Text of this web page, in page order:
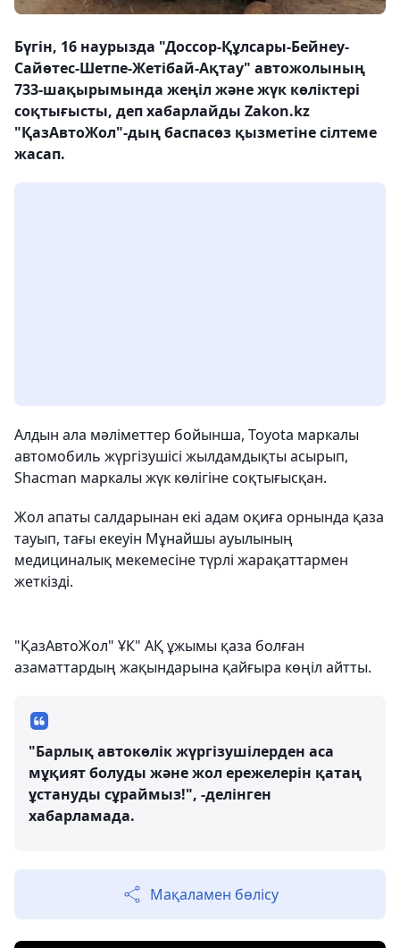
Бүгін, 16 наурызда "Доссор-Құлсары-Бейнеу-
Сайөтес-Шетпе-Жетібай-Ақтау" автожолының
733-шақырымында жеңіл және жүк көліктері
соқтығысты, деп хабарлайды Zakon.kz
"ҚазАвтоЖол"-дың баспасөз қызметіне сілтеме
жасап.
Алдын ала мәліметтер бойынша, Toyota маркалы
автомобиль жүргізушісі жылдамдықты асырып,
Shacman маркалы жүк көлігіне соқтығысқан.
Жол апаты салдарынан екі адам оқиға орнында қаза
тауып, тағы екеуін Мұнайшы ауылының
медициналық мекемесіне түрлі жарақаттармен
жеткізді.
"ҚазАвтоЖол" ҰК" АҚ ұжымы қаза болған
азаматтардың жақындарына қайғыра көңіл айтты.
"Барлық автокөлік жүргізушілерден аса
мұқият болуды және жол ережелерін қатаң
ұстануды сұраймыз!", -делінген
хабарламада.
Мақаламен бөлісу